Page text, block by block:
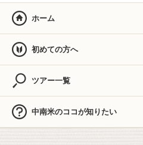
ホーム
初めての方へ
ツアー一覧
中南米のココが知りたい